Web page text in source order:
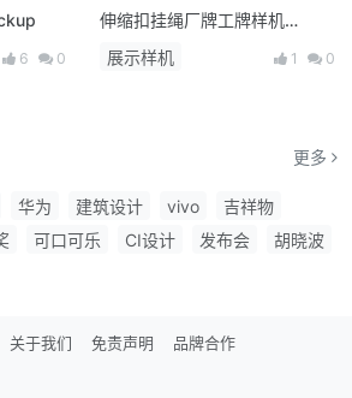
6 0
伸缩扣挂绳厂牌工牌样机
Mockup PSD
展示样机 1 0
更多
华为 建筑设计 vivo
吉祥物
可口可乐 CI设计 发布会
胡晓波
包装 海报设计大赛
LOGO征集
关于我们 免责声明
品牌合作